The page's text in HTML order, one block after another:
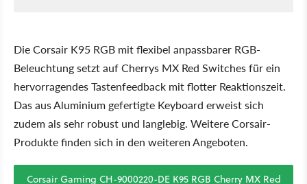
Die Corsair K95 RGB mit flexibel anpassbarer RGB-
Beleuchtung setzt auf Cherrys MX Red Switches für ein
hervorragendes Tastenfeedback mit flotter Reaktionszeit.
Das aus Aluminium gefertigte Keyboard erweist sich
zudem als sehr robust und langlebig. Weitere Corsair-
Produkte finden sich in den weiteren Angeboten.
Corsair Gaming CH-9000220-DE K95 RGB Cherry MX Red